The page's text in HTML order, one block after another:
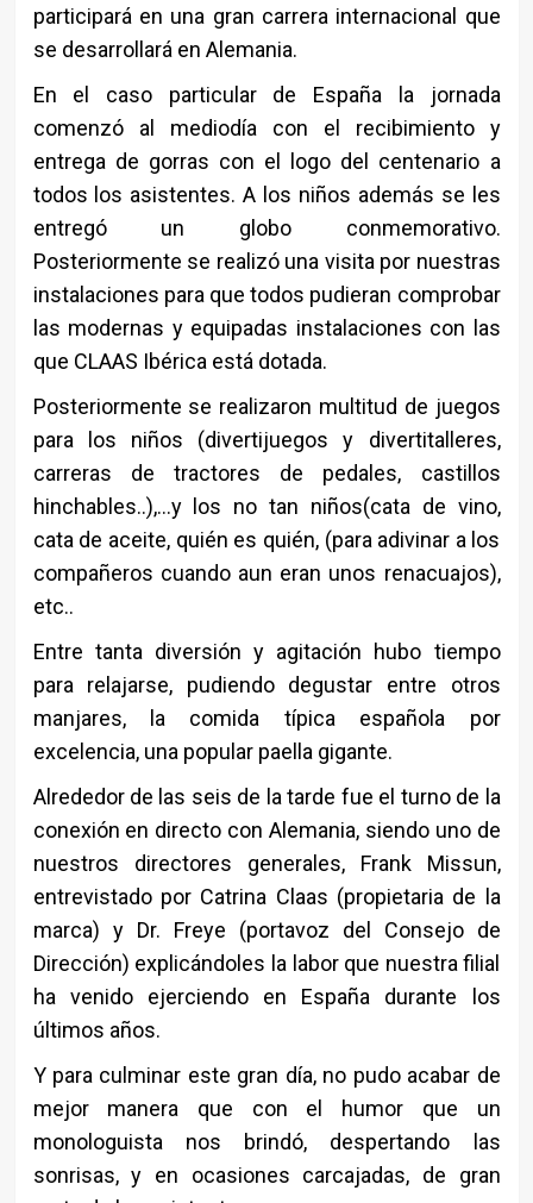
participará en una gran carrera internacional que
se desarrollará en Alemania.
En el caso particular de España la jornada
comenzó al mediodía con el recibimiento y
entrega de gorras con el logo del centenario a
todos los asistentes. A los niños además se les
entregó un globo conmemorativo.
Posteriormente se realizó una visita por nuestras
instalaciones para que todos pudieran comprobar
las modernas y equipadas instalaciones con las
que CLAAS Ibérica está dotada.
Posteriormente se realizaron multitud de juegos
para los niños (divertijuegos y divertitalleres,
carreras de tractores de pedales, castillos
hinchables..),…y los no tan niños(cata de vino,
cata de aceite, quién es quién, (para adivinar a los
compañeros cuando aun eran unos renacuajos),
etc..
Entre tanta diversión y agitación hubo tiempo
para relajarse, pudiendo degustar entre otros
manjares, la comida típica española por
excelencia, una popular paella gigante.
Alrededor de las seis de la tarde fue el turno de la
conexión en directo con Alemania, siendo uno de
nuestros directores generales, Frank Missun,
entrevistado por Catrina Claas (propietaria de la
marca) y Dr. Freye (portavoz del Consejo de
Dirección) explicándoles la labor que nuestra filial
ha venido ejerciendo en España durante los
últimos años.
Y para culminar este gran día, no pudo acabar de
mejor manera que con el humor que un
monologuista nos brindó, despertando las
sonrisas, y en ocasiones carcajadas, de gran